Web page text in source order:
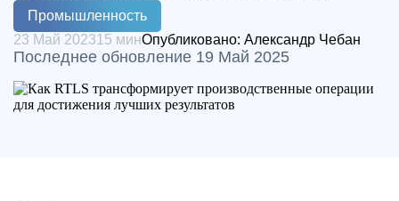
Промышленность
23 Май 202315 минОпубликовано: Александр Чебан
Последнее обновление 19 Май 2025